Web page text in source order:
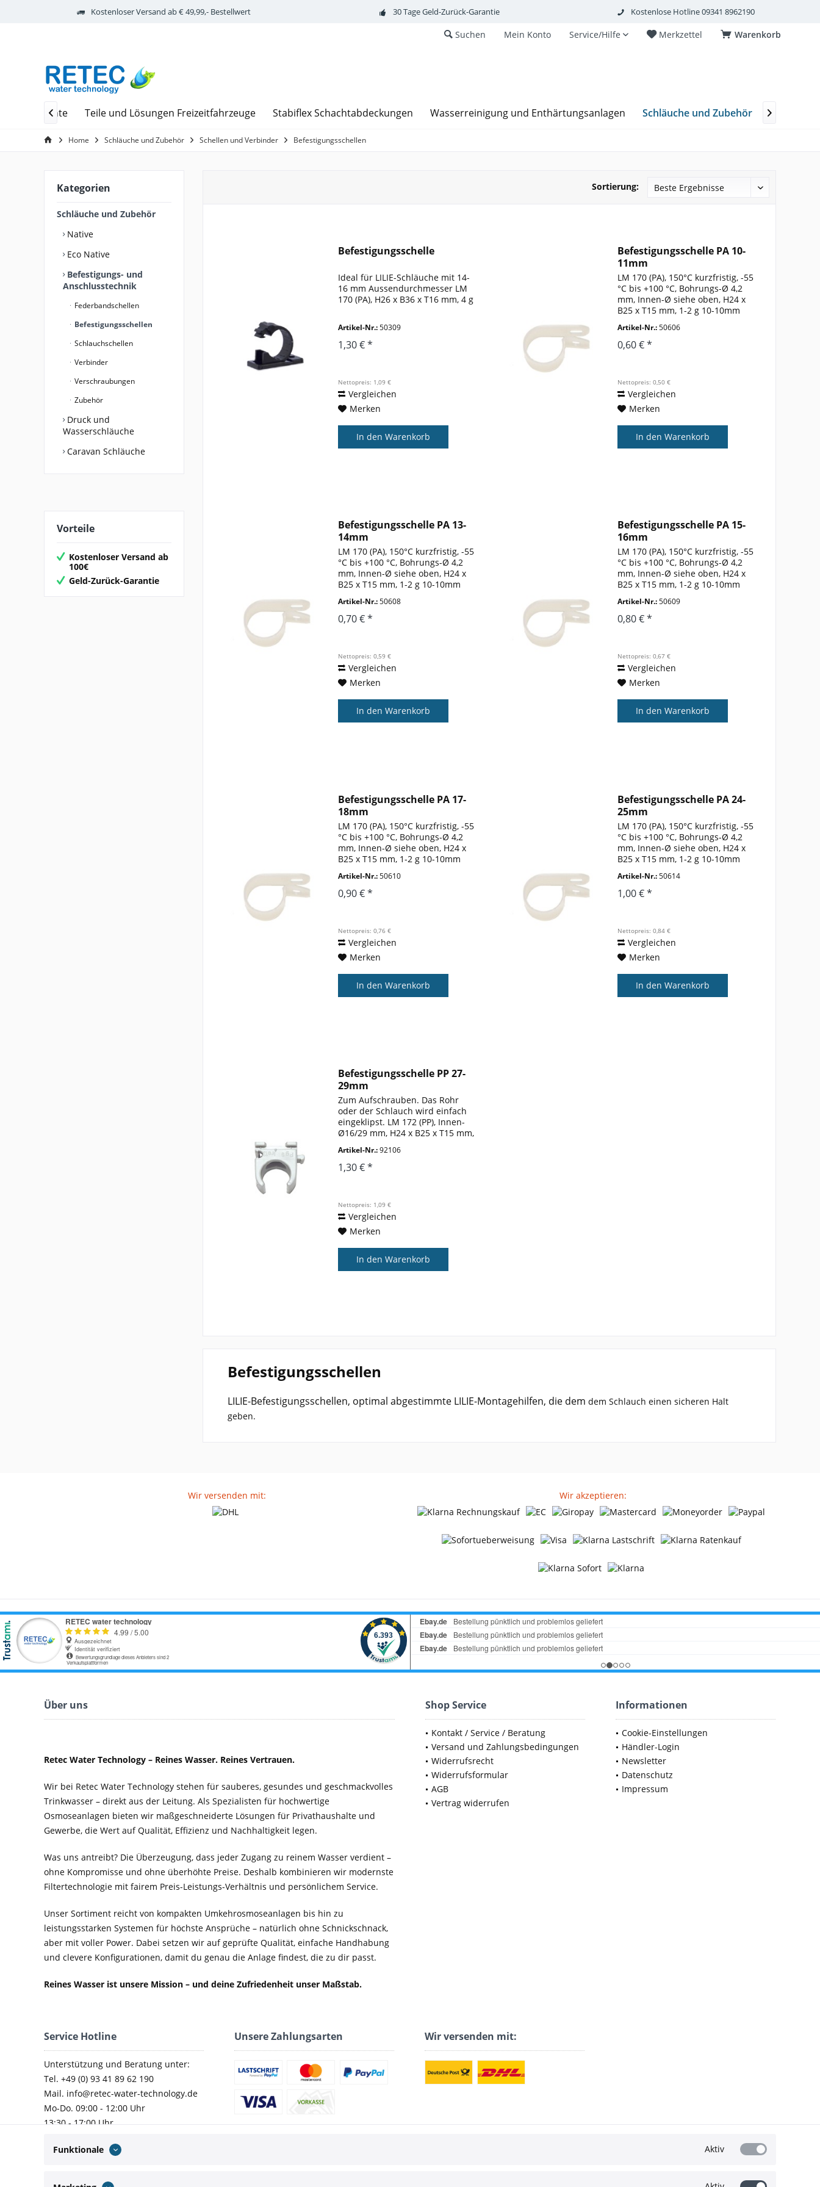
Kostenloser Versand ab € 49,99,- Bestellwert 30 Tage Geld-Zurück-Garantie Kostenlose Hotline 09341 8962190
Warenkorb
Merkzettel
Service/Hilfe
Mein Konto
Suchen
Elemente Teile und Lösungen Freizeitfahrzeuge Stabiflex Schachtabdeckungen Wasserreinigung und Enthärtungsanlagen Schläuche und Zubehör Plurafit
 
Home Schläuche und Zubehör Schellen und Verbinder Befestigungsschellen
Kategorien
Schläuche und Zubehör
Native
Eco Native
Befestigungs- und
Anschlusstechnik
Federbandschellen
Befestigungsschellen
Schlauchschellen
Verbinder
Verschraubungen
Zubehör
Druck und
Wasserschläuche
Caravan Schläuche
Vorteile
Kostenloser Versand ab
100€
Geld-Zurück-Garantie
Sortierung:
Befestigungsschelle
Ideal für LILIE-Schläuche mit 14-
16 mm Aussendurchmesser LM
170 (PA), H26 x B36 x T16 mm, 4 g
Artikel-Nr.:50309
1,30 € *
Nettopreis: 1,09 €
Vergleichen
Merken
In den Warenkorb
Befestigungsschelle PA 10-
11mm
LM 170 (PA), 150°C kurzfristig, -55
°C bis +100 °C, Bohrungs-Ø 4,2
mm, Innen-Ø siehe oben, H24 x
B25 x T15 mm, 1-2 g 10-10mm
Artikel-Nr.:50606
0,60 € *
Nettopreis: 0,50 €
Vergleichen
Merken
In den Warenkorb
Befestigungsschelle PA 13-
14mm
LM 170 (PA), 150°C kurzfristig, -55
°C bis +100 °C, Bohrungs-Ø 4,2
mm, Innen-Ø siehe oben, H24 x
B25 x T15 mm, 1-2 g 10-10mm
Artikel-Nr.:50608
0,70 € *
Nettopreis: 0,59 €
Vergleichen
Merken
In den Warenkorb
Befestigungsschelle PA 15-
16mm
LM 170 (PA), 150°C kurzfristig, -55
°C bis +100 °C, Bohrungs-Ø 4,2
mm, Innen-Ø siehe oben, H24 x
B25 x T15 mm, 1-2 g 10-10mm
Artikel-Nr.:50609
0,80 € *
Nettopreis: 0,67 €
Vergleichen
Merken
In den Warenkorb
Befestigungsschelle PA 17-
18mm
LM 170 (PA), 150°C kurzfristig, -55
°C bis +100 °C, Bohrungs-Ø 4,2
mm, Innen-Ø siehe oben, H24 x
B25 x T15 mm, 1-2 g 10-10mm
Artikel-Nr.:50610
0,90 € *
Nettopreis: 0,76 €
Vergleichen
Merken
In den Warenkorb
Befestigungsschelle PA 24-
25mm
LM 170 (PA), 150°C kurzfristig, -55
°C bis +100 °C, Bohrungs-Ø 4,2
mm, Innen-Ø siehe oben, H24 x
B25 x T15 mm, 1-2 g 10-10mm
Artikel-Nr.:50614
1,00 € *
Nettopreis: 0,84 €
Vergleichen
Merken
In den Warenkorb
Befestigungsschelle PP 27-
29mm
Zum Aufschrauben. Das Rohr
oder der Schlauch wird einfach
eingeklipst. LM 172 (PP), Innen-
Ø16/29 mm, H24 x B25 x T15 mm,
Artikel-Nr.:92106
1,30 € *
Nettopreis: 1,09 €
Vergleichen
Merken
In den Warenkorb
Befestigungsschellen
LILIE-Befestigungsschellen, optimal abgestimmte LILIE-Montagehilfen, die dem dem Schlauch einen sicheren Halt
geben.
Wir versenden mit: Wir akzeptieren:
Über uns
Retec Water Technology – Reines Wasser. Reines Vertrauen.
Wir bei Retec Water Technology stehen für sauberes, gesundes und geschmackvolles
Trinkwasser – direkt aus der Leitung. Als Spezialisten für hochwertige
Osmoseanlagen bieten wir maßgeschneiderte Lösungen für Privathaushalte und
Gewerbe, die Wert auf Qualität, Effizienz und Nachhaltigkeit legen.
Was uns antreibt? Die Überzeugung, dass jeder Zugang zu reinem Wasser verdient –
ohne Kompromisse und ohne überhöhte Preise. Deshalb kombinieren wir modernste
Filtertechnologie mit fairem Preis-Leistungs-Verhältnis und persönlichem Service.
Unser Sortiment reicht von kompakten Umkehrosmoseanlagen bis hin zu
leistungsstarken Systemen für höchste Ansprüche – natürlich ohne Schnickschnack,
aber mit voller Power. Dabei setzen wir auf geprüfte Qualität, einfache Handhabung
und clevere Konfigurationen, damit du genau die Anlage findest, die zu dir passt.
Reines Wasser ist unsere Mission – und deine Zufriedenheit unser Maßstab.
Shop Service
Kontakt / Service / Beratung
Versand und Zahlungsbedingungen
Widerrufsrecht
Widerrufsformular
AGB
Vertrag widerrufen
Informationen
Cookie-Einstellungen
Händler-Login
Newsletter
Datenschutz
Impressum
Service Hotline
Unterstützung und Beratung unter:
Tel. +49 (0) 93 41 89 62 190
Mail. info@retec-water-technology.de
Mo-Do. 09:00 - 12:00 Uhr
13:30 - 17:00 Uhr
Unsere Zahlungsarten Wir versenden mit:
Funktionale Aktiv